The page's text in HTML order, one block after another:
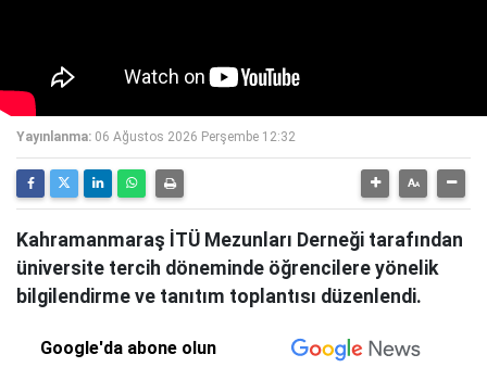
Yayınlanma: 06 Ağustos 2026 Perşembe 12:32
Kahramanmaraş İTÜ Mezunları Derneği tarafından
üniversite tercih döneminde öğrencilere yönelik
bilgilendirme ve tanıtım toplantısı düzenlendi.
Google'da abone olun